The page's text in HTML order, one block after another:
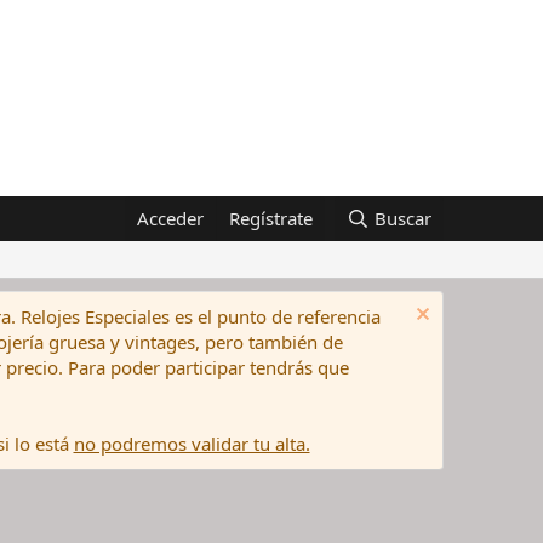
Acceder Regístrate Buscar
Relojes Especiales es el punto de referencia
gruesa y vintages, pero también de
Para poder participar tendrás que
lo está no podremos validar tu alta.